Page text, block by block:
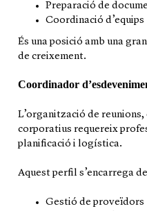
Preparació de
Coordinació d’equips
És una posició amb una
de creixement.
Coordinador
L’organització de
corporatius requereix
planificació i logística.
Aquest perfil s’encarrega
Gestió de proveïdors